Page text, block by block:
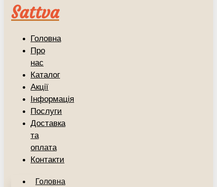
Sattva
Головна
Про
нас
Каталог
Акції
Інформація
Послуги
Доставка
та
оплата
Контакти
Головна